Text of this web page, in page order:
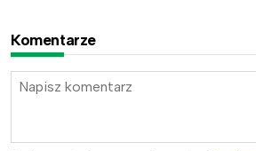
Komentarze